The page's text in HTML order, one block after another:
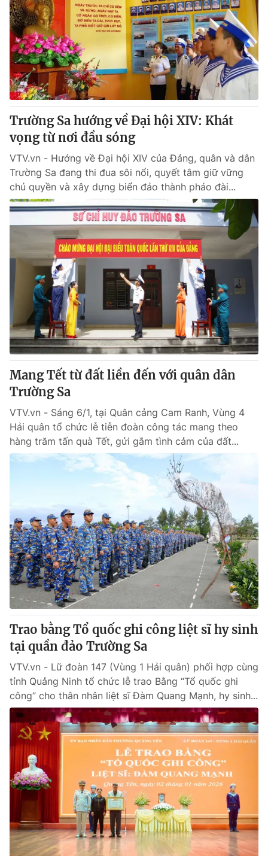
Cơ quan chủ quản:Đài Truyền hình Việt Nam
Cơ quan báo chí:Thời báo VTV
Giấy phép hoạt động báo in và báo điện tử số 483/GP-BTTTT
cấp ngày 29/12/2023
Tổng Biên tập:Vũ Thanh Thủy
Phó Tổng Biên tập:Nguyễn Thị Mỹ Hạnh, Phạm Quốc Thắng,
Nguyễn Trọng Ninh
Tổng đài VTV:024.38 355 931 - 024.38 355 932
Ðiện thoại Thời báo VTV:
024.66 897 897
Email: toasoan@vtv.vn
Liên hệ quảng cáo:024-7300.7108
® Cấm sao chép dưới mọi hình thức nếu không có sự chấp
thuận bằng văn bản. Ghi rõ nguồn VTV.vn khi phát hành lại
thông tin từ website này.
Trường Sa hướng về Đại hội XIV: Khát
vọng từ nơi đầu sóng
VTV.vn - Hướng về Đại hội XIV của Đảng, quân và dân
Trường Sa đang thi đua sôi nổi, quyết tâm giữ vững
chủ quyền và xây dựng biển đảo thành pháo đài...
Mang Tết từ đất liền đến với quân dân
Trường Sa
VTV.vn - Sáng 6/1, tại Quân cảng Cam Ranh, Vùng 4
Hải quân tổ chức lễ tiễn đoàn công tác mang theo
hàng trăm tấn quà Tết, gửi gắm tình cảm của đất...
Trao bằng Tổ quốc ghi công liệt sĩ hy sinh
tại quần đảo Trường Sa
VTV.vn - Lữ đoàn 147 (Vùng 1 Hải quân) phối hợp cùng
tỉnh Quảng Ninh tổ chức lễ trao Bằng “Tổ quốc ghi
công” cho thân nhân liệt sĩ Đàm Quang Mạnh, hy sinh...